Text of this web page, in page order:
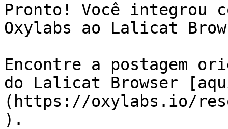
Pronto! Você integrou
Oxylabs ao Lalicat
Encontre a postagem
do Lalicat Browser
(https://oxylabs.io/
).